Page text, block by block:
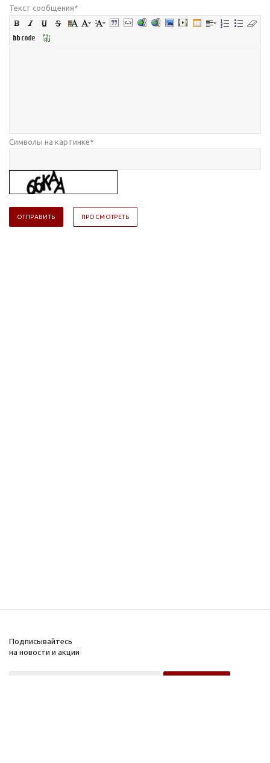
Текст сообщения*
Символы на картинке*
Подписывайтесь
на новости и акции